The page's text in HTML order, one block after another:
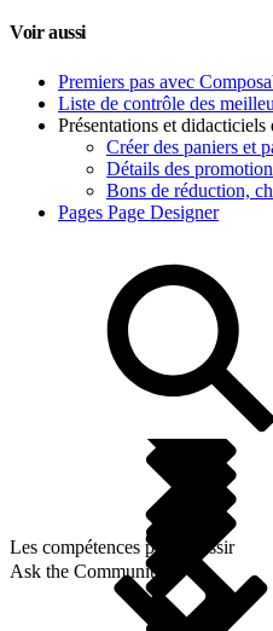
Voir aussi
Premiers pas avec
Liste de contrôle des
Présentations et
Créer des paniers et
Détails des
Bons de réduction,
Pages Page Designer
Les compétences pour réussir
Ask the Community